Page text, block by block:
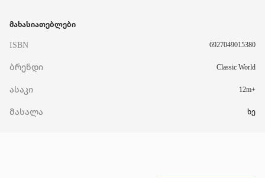
მახასიათებლები
ISBN 6927049015380
ბრენდი Classic World
ასაკი 12m+
მასალა ხე